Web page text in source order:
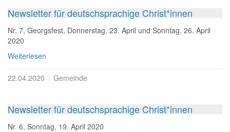
Newsletter für deutschsprachige Christ*innen
Nr. 7, Georgsfest, Donnerstag, 23. April und Sonntag, 26. April
2020
Weiterlesen
22.04.2020 Gemeinde
Newsletter für deutschsprachige Christ*innen
Nr. 6, Sonntag, 19. April 2020